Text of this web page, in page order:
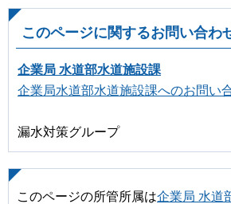
このページに関するお問い合わ
企業局 水道部水道施設課
企業局水道部水道施設課へのお問い
漏水対策グループ
このページの所管所属は企業局 水道